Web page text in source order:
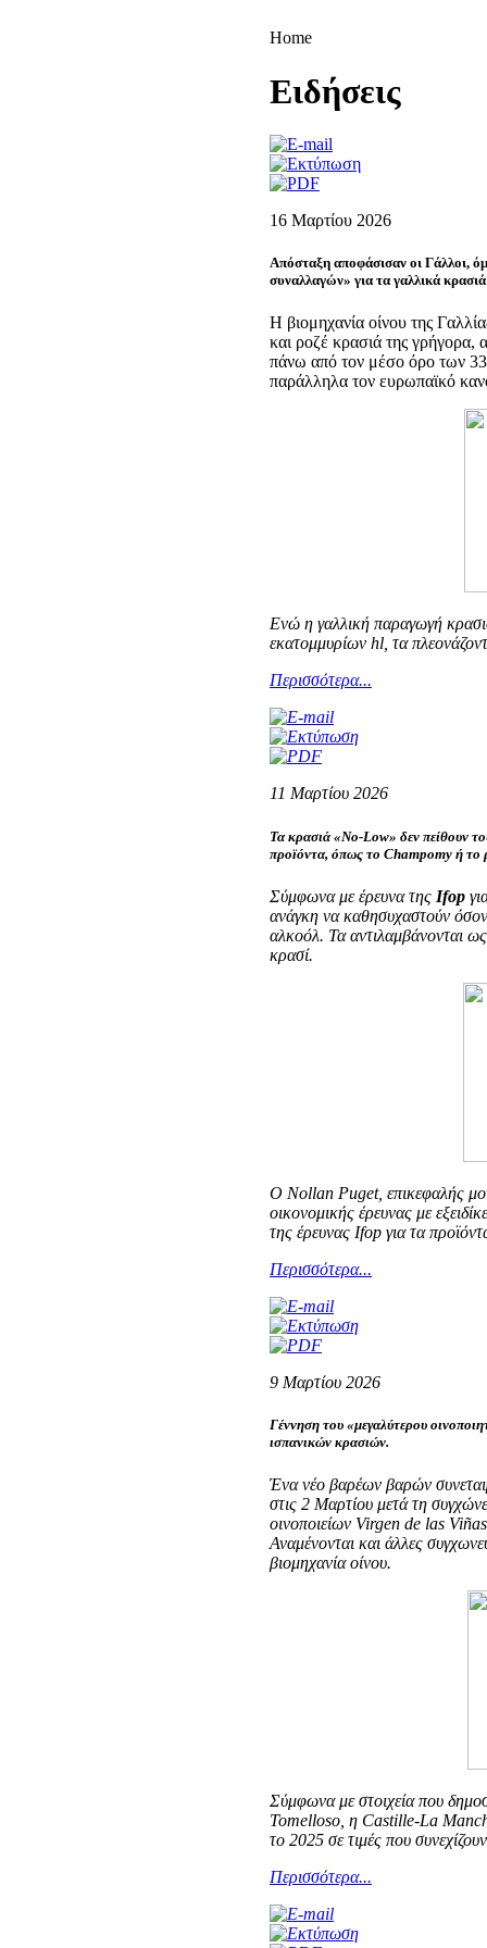
Home
Eιδήσεις
16 Μαρτίου 2026
Απόσταξη αποφάσισαν οι Γάλλοι,
συναλλαγών» για τα γαλλικά κρασιά
Η βιομηχανία οίνου της
και ροζέ κρασιά της γρήγορα,
πάνω από τον μέσο όρο των
παράλληλα τον ευρωπαϊκό
Ενώ η γαλλική παραγωγή
εκατομμυρίων hl, τα
Περισσότερα...
11 Μαρτίου 2026
Τα κρασιά «No-Low» δεν πείθουν
προϊόντα, όπως το Champomy ή το
Σύμφωνα με έρευνα της Ifop
ανάγκη να καθησυχαστούν
αλκοόλ. Τα αντιλαμβάνονται
κρασί.
Ο Nollan Puget, επικεφαλής
οικονομικής έρευνας με
της έρευνας Ifop για τα
Περισσότερα...
9 Μαρτίου 2026
Γέννηση του «μεγαλύτερου
ισπανικών κρασιών.
Ένα νέο βαρέων βαρών
στις 2 Μαρτίου μετά τη
οινοποιείων Virgen de las
Αναμένονται και άλλες
βιομηχανία οίνου.
Σύμφωνα με στοιχεία που
Tomelloso, η Castille-La
το 2025 σε τιμές που
Περισσότερα...